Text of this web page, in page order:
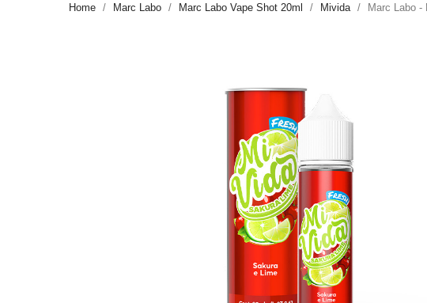
Home Marc Labo Marc Labo Vape Shot 20ml Mivida Marc Labo -